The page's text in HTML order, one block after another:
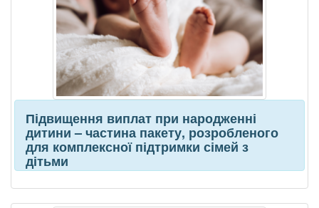
Підвищення виплат при народженні
дитини – частина пакету, розробленого
для комплексної підтримки сімей з
дітьми